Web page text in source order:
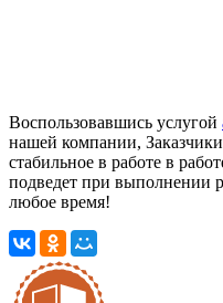
Воспользовавшись услугой
нашей компании,
стабильное в работе в
подведет при выполнении
любое время!